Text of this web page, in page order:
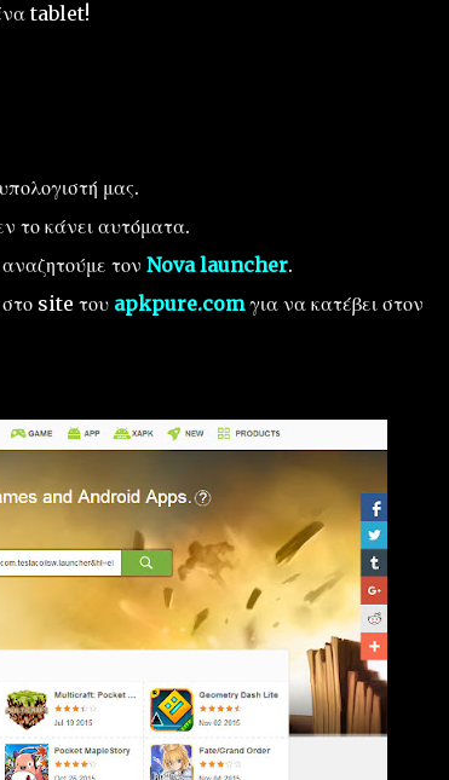
tablet!
μας.
το κάνει αυτόματα.
τον Nova launcher.
site του apkpure.comγια να κατέβει στον